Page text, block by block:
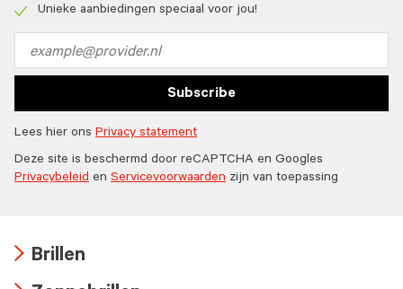
icon
Unieke aanbiedingen speciaal voor jou!
address
Subscribe
Lees hier ons Privacy statement
Deze site is beschermd door reCAPTCHA en Googles
Privacybeleid en Servicevoorwaarden zijn van toepassing
Brillen